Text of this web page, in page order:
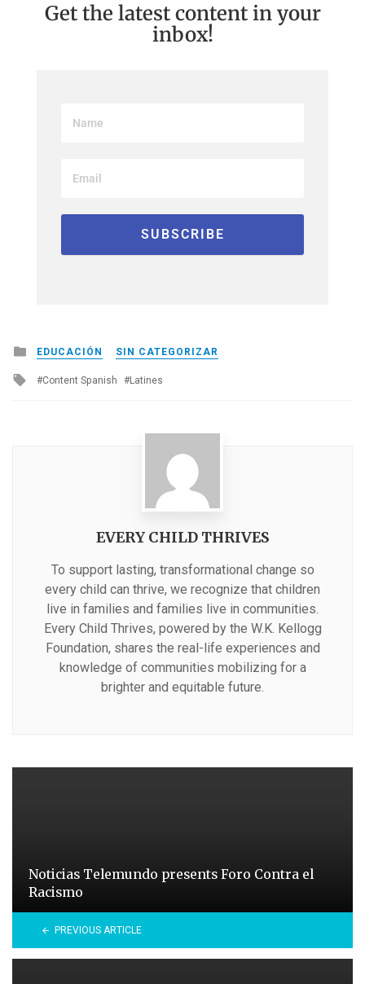
Get the latest content in your
inbox!
Posted
in
EDUCACIÓN SIN CATEGORIZAR
Tagged
Content Spanish Latines
EVERY CHILD THRIVES
To support lasting, transformational change so
every child can thrive, we recognize that children
live in families and families live in communities.
Every Child Thrives, powered by the W.K. Kellogg
Foundation, shares the real-life experiences and
knowledge of communities mobilizing for a
brighter and equitable future.
Noticias Telemundo presents Foro Contra el
Racismo
PREVIOUS ARTICLE